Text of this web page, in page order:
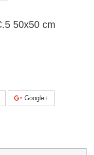
50x50 cm
Google+